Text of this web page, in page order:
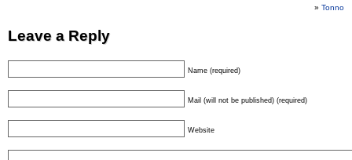
» Tonno
Leave a Reply
Name (required)
Mail (will not be published) (required)
Website